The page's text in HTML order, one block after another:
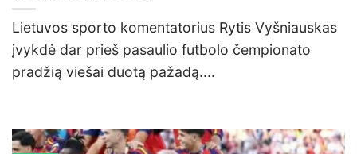
Lietuvos sporto komentatorius Rytis Vyšniauskas
įvykdė dar prieš pasaulio futbolo čempionato
pradžią viešai duotą pažadą....